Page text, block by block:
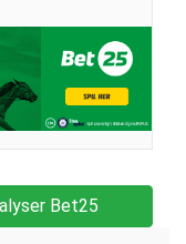
Bet25